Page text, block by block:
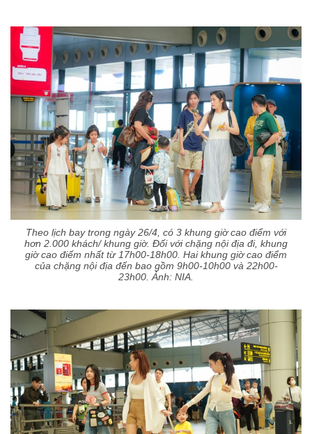
Theo lịch bay trong ngày 26/4, có 3 khung giờ cao điểm với
hơn 2.000 khách/ khung giờ. Đối với chặng nội địa đi, khung
giờ cao điểm nhất từ 17h00-18h00. Hai khung giờ cao điểm
của chặng nội địa đến bao gồm 9h00-10h00 và 22h00-
23h00. Ảnh: NIA.